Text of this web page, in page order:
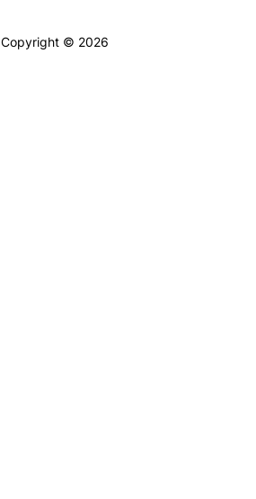
Copyright © 2026